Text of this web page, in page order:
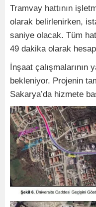
Tramvay hattının
olarak belirlenirken,
saniye olacak. Tüm
49 dakika olarak
İnşaat çalışmalarının
bekleniyor. Projenin
Sakarya’da hizmete